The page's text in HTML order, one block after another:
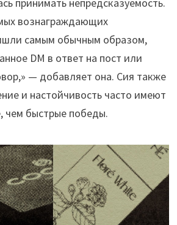
принимать непредсказуемость.
вознаграждающих
самым обычным образом,
DM в ответ на пост или
— добавляет она. Сия также
и настойчивость часто имеют
чем быстрые победы.